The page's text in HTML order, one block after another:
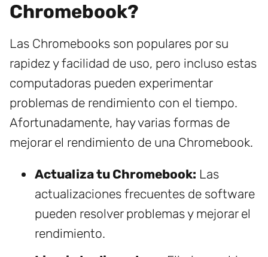
Chromebook?
Las Chromebooks son populares por su
rapidez y facilidad de uso, pero incluso estas
computadoras pueden experimentar
problemas de rendimiento con el tiempo.
Afortunadamente, hay varias formas de
mejorar el rendimiento de una Chromebook.
Actualiza tu Chromebook: Las
actualizaciones frecuentes de software
pueden resolver problemas y mejorar el
rendimiento.